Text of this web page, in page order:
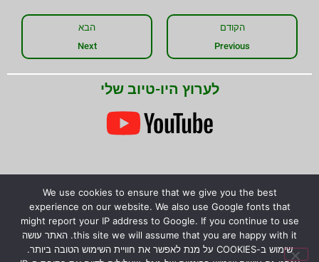
הקודם
Previous
הבא
Next
לערוץ היו-טיוב שלי
We use cookies to ensure that we give you the best
experience on our website. We also use Google fonts that
might report your IP address to Google. If you continue to use
this site we will assume that you are happy with it. האתר עושה
שימוש ב-COOKIES על מנת לאפשר את חוויית השימוש הטובה ביותר.